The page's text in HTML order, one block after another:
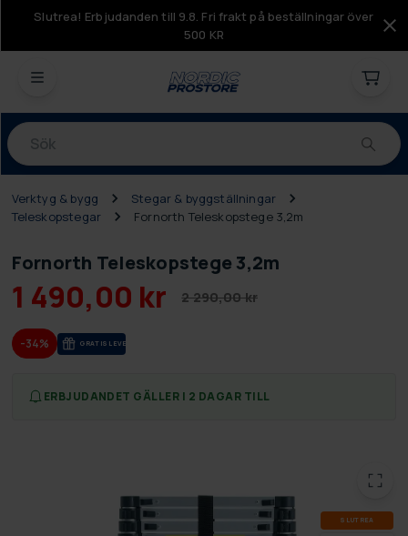
Slutrea! Erbjudanden till 9.8. Fri frakt på beställningar över
500 KR
Produkter
Verktyg & bygg
Stegar & byggställningar
Teleskopstegar
Fornorth Teleskopstege 3,2m
Fornorth Teleskopstege 3,2m
1 490,00 kr 2 290,00 kr
-34% GRA­TIS LE­VE­RANS
ERBJUDANDET GÄLLER I 2 DAGAR TILL
SLUT­REA